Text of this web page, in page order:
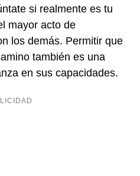
si realmente es tu
mayor acto de
los demás. Permitir que
también es una
en sus capacidades.